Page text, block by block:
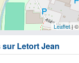
Leaflet| ©
Letort Jean